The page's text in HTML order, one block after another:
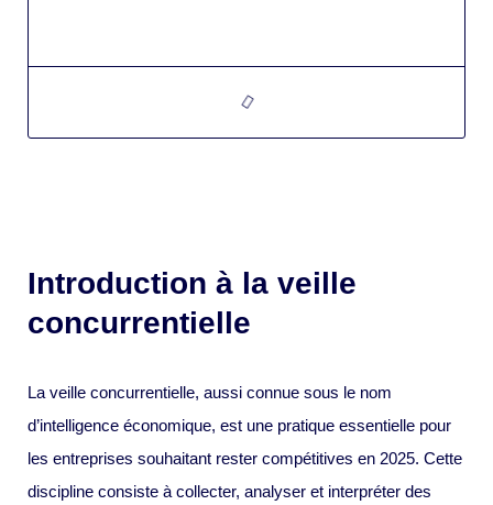
Introduction à la veille
concurrentielle
La veille concurrentielle, aussi connue sous le nom
d’intelligence économique, est une pratique essentielle pour
les entreprises souhaitant rester compétitives en 2025. Cette
discipline consiste à collecter, analyser et interpréter des